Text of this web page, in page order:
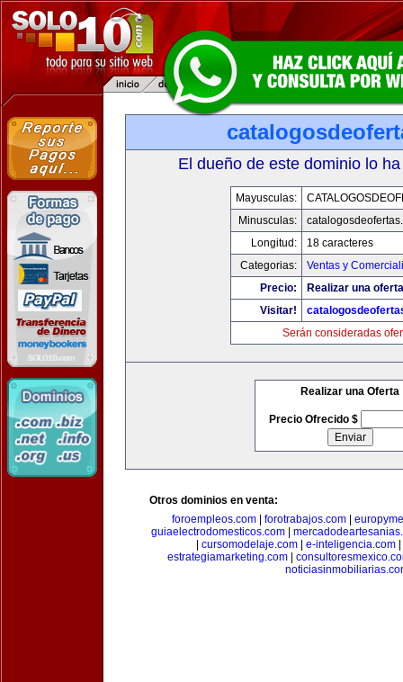
El dueño de este dominio lo
Mayusculas:
Minusculas:
Longitud:
18 caracteres
Categorias:
Ventas y
Precio:
Realizar una
Visitar!
Serán consideradas
Realizar una Oferta
Precio Ofrecido $
Otros dominios en venta:
foroempleos.com
forotrabajos.com
guiaelectrodomesticos.com
cursomodelaje.com| e-inteligencia.com|
estrategiamarketing.com|